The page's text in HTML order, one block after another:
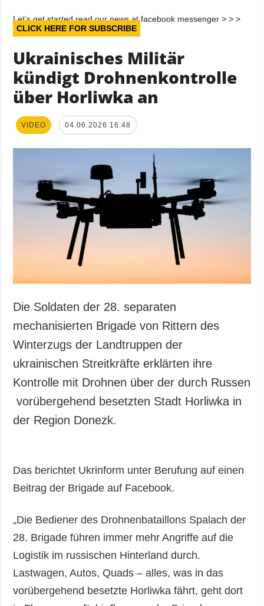
Let’s get started read our news at facebook messenger > > >
CLICK HERE FOR SUBSCRIBE
Ukrainisches Militär
kündigt Drohnenkontrolle
über Horliwka an
VIDEO 04.06.2026 16:48
Die Soldaten der 28. separaten
mechanisierten Brigade von Rittern des
Winterzugs der Landtruppen der
ukrainischen Streitkräfte erklärten ihre
Kontrolle mit Drohnen über der durch Russen
vorübergehend besetzten Stadt Horliwka in
der Region Donezk.
Das berichtet Ukrinform unter Berufung auf einen
Beitrag der Brigade auf Facebook.
„Die Bediener des Drohnenbataillons Spalach der
28. Brigade führen immer mehr Angriffe auf die
Logistik im russischen Hinterland durch.
Lastwagen, Autos, Quads – alles, was in das
vorübergehend besetzte Horliwka fährt, geht dort